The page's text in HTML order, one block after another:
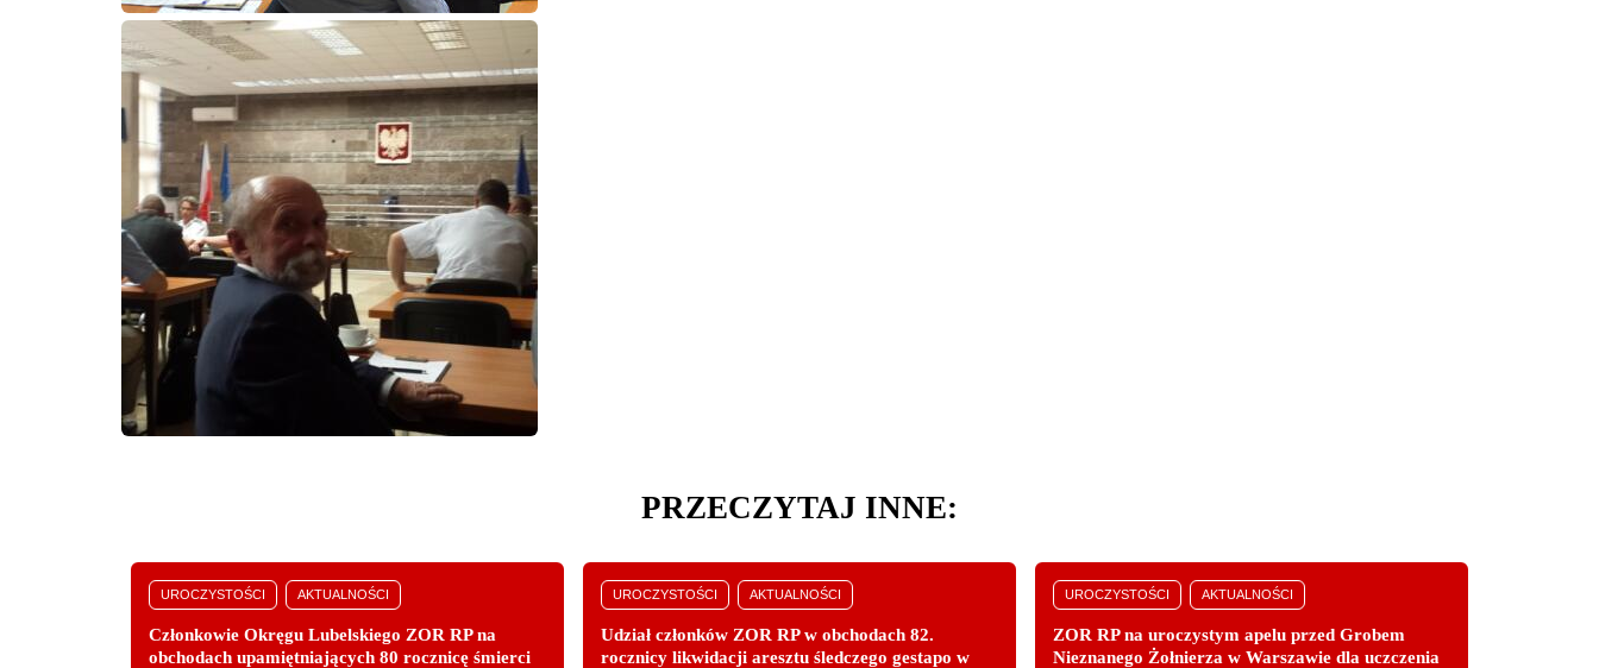
PRZECZYTAJ INNE:
UROCZYSTOŚCI AKTUALNOŚCI
Członkowie Okręgu Lubelskiego ZOR RP na
obchodach upamiętniających 80 rocznicę śmierci
UROCZYSTOŚCI AKTUALNOŚCI
Udział członków ZOR RP w obchodach 82.
rocznicy likwidacji aresztu śledczego gestapo w
UROCZYSTOŚCI AKTUALNOŚCI
ZOR RP na uroczystym apelu przed Grobem
Nieznanego Żołnierza w Warszawie dla uczczenia